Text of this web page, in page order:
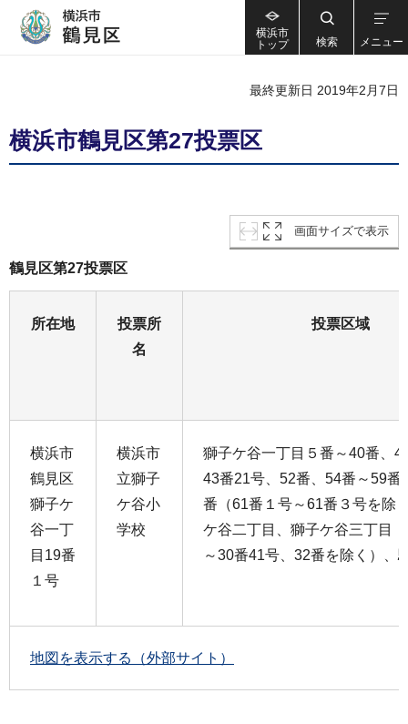
横浜市
トップ
検索 メニュー
最終更新日 2019年2月7日
横浜市鶴見区第27投票区
画面サイズで表示
鶴見区第27投票区
所在地
投票所
名
投票区域
横浜市
鶴見区
獅子ケ
谷一丁
目19番
１号
横浜市
立獅子
ケ谷小
学校
獅子ケ谷一丁目５番～40番、
43番21号、52番、54番～59番
番（61番１号～61番３号を除
ケ谷二丁目、獅子ケ谷三丁目
～30番41号、32番を除く）、
地図を表示する（外部サイト）